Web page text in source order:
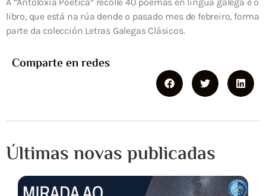
libro, que está na rúa dende o pasado mes de febreiro, forma
parte da colección Letras Galegas Clásicos.
Comparte en redes
Últimas novas publicadas